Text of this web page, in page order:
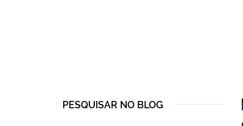
PESQUISAR NO BLOG